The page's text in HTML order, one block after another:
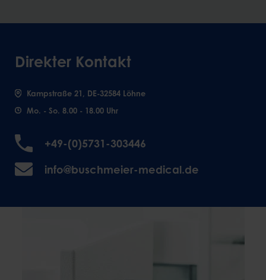
Direkter Kontakt
Kampstraße 21, DE-32584 Löhne
Mo. - So. 8.00 - 18.00 Uhr
+49-(0)5731-303446
info@buschmeier-medical.de